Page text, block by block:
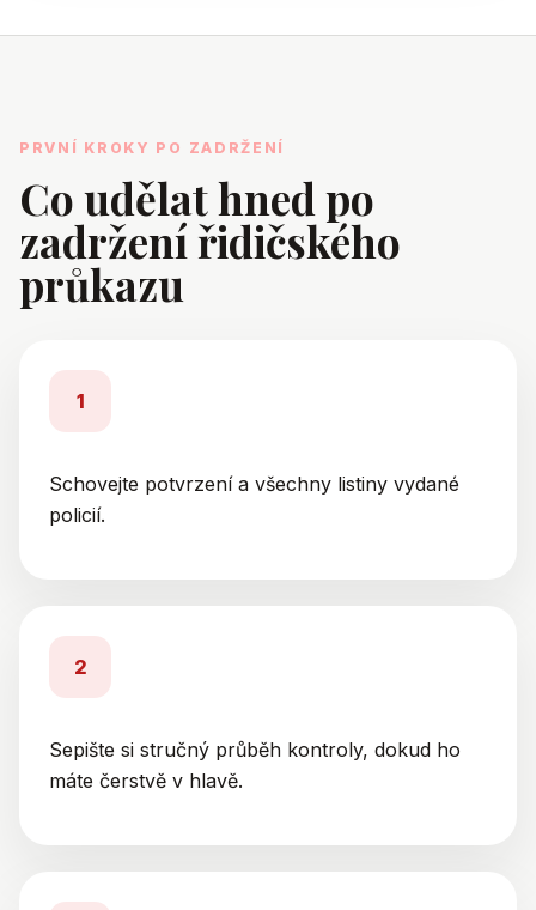
PRVNÍ KROKY PO ZADRŽENÍ
Co udělat hned po
zadržení řidičského
průkazu
1
Schovejte potvrzení a všechny listiny vydané
policií.
2
Sepište si stručný průběh kontroly, dokud ho
máte čerstvě v hlavě.